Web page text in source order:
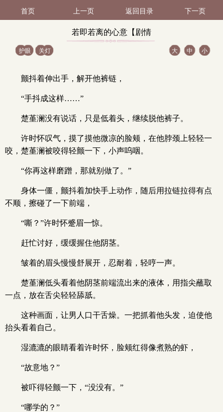
首页 上一页 返回目录 下一页
若即若离的心意【剧情
护眼 关灯 大 中 小
颤抖着伸出手，解开他裤链，
“手抖成这样……”
楚堇澜没有说话，只是低着头，继续脱他裤子。
许时怀叹气，摸了摸他微凉的脸颊，在他脖颈上轻轻一
咬，楚堇澜被咬得轻颤一下，小声呜咽。
“你再这样磨蹭，那就别做了。”
身体一僵，颤抖着加快手上动作，随后用拉链拉得有点
不顺，擦碰了一下前端，
“嘶？”许时怀蹙眉一惊。
赶忙讨好，缓缓握住他阴茎。
皱着的眉头慢慢舒展开，忍耐着，轻哼一声。
楚堇澜低头看着他阴茎前端流出来的液体，用指尖蘸取
一点，放在舌尖轻轻舔舐。
这种画面，让男人口干舌燥。一把抓着他头发，迫使他
抬头看着自己。
湿漉漉的眼睛看着许时怀，脸颊红得像煮熟的虾，
“故意地？”
被吓得轻颤一下，“没没有。”
“哪学的？”